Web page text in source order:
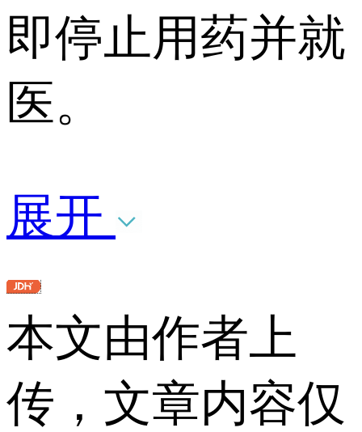
即停止用药并就
医。
展开
本文由作者上
传，文章内容仅